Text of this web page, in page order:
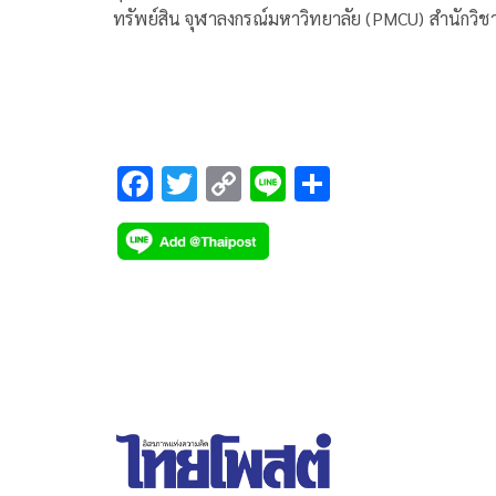
ทรัพย์สิน จุฬาลงกรณ์มหาวิทยาลัย (PMCU) สำนักวิช
F
ac
e
T
wi
tt
C
o
p
Li